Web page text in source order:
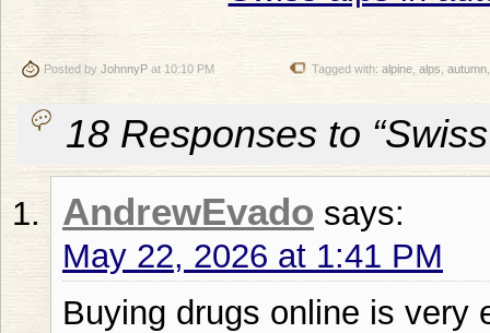
Posted by JohnnyP at 10:10 PM Tagged with: alpine alps autumn
18 Responses to
AndrewEvado says:
May 22, 2026 at 1:41 PM
Buying drugs online is very